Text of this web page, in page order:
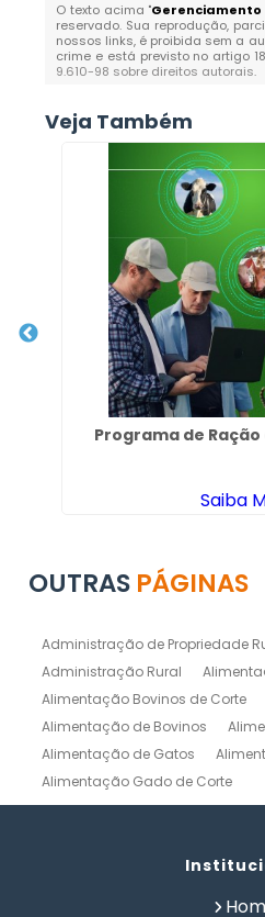
O texto acima "Gerenciamento
reservado. Sua reprodução,
nossos links, é proibida sem a
crime e está previsto no artigo
9.610-98 sobre direitos autorais.
Veja Também
Programa de
Saiba
OUTRAS PÁGINAS
Administração de Propriedade
Administração Rural
Alimentação Bovinos de Corte
Alimentação de Bovinos
Alimentação de Gatos
Alimentação Gado de Corte
Alimentação Gado de Leite
Alimentação Natural Pets